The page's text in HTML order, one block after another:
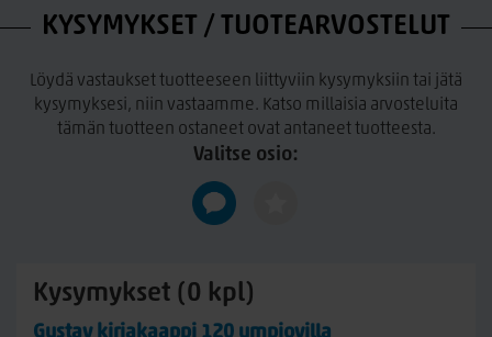
jolloin yläkaapin sokkeli toimii kruununa/kantena.
KYSYMYKSET / TUOTEARVOSTELUT
Löydä vastaukset tuotteeseen liittyviin kysymyksiin tai jätä
kysymyksesi, niin vastaamme. Katso millaisia arvosteluita
tämän tuotteen ostaneet ovat antaneet tuotteesta.
Valitse osio:
Kysymykset (0 kpl)